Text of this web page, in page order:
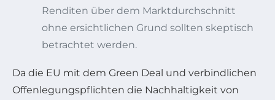
Renditen über dem Marktdurchschnitt
ohne ersichtlichen Grund sollten skeptisch
betrachtet werden.
Da die EU mit dem Green Deal und verbindlichen
Offenlegungspflichten die Nachhaltigkeit von